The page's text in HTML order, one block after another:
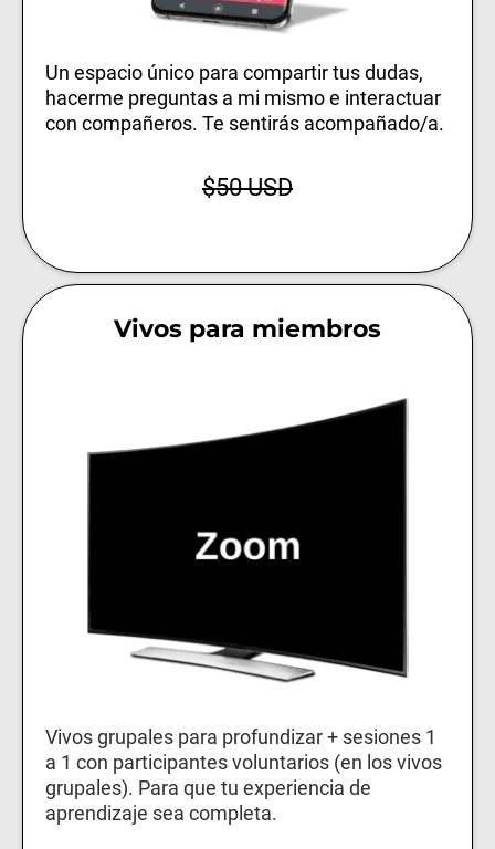
Un espacio único para compartir tus dudas,
hacerme preguntas a mi mismo e interactuar
con compañeros. Te sentirás acompañado/a.
$50 USD
Vivos para miembros
Vivos grupales para profundizar + sesiones 1
a 1 con participantes voluntarios (en los vivos
grupales). Para que tu experiencia de
aprendizaje sea completa.